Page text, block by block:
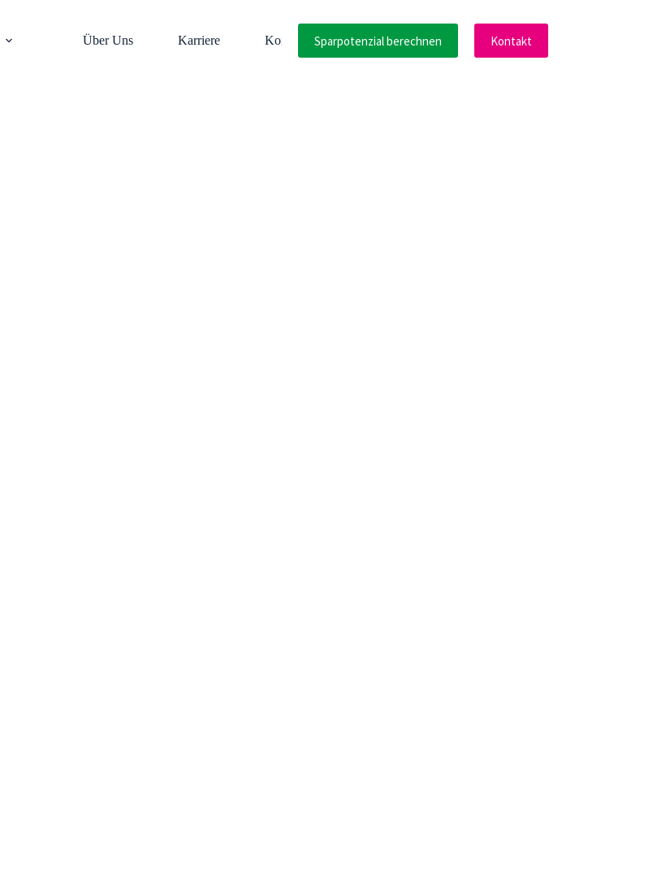
Über Uns Karriere Kontakt Energiewende Downloadcenter
Sparpotenzial berechnen Kontakt